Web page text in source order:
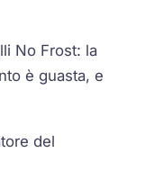
No Frost: la
è guasta, e
del